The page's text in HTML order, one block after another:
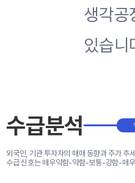
생각공
있습니
수급분석
외국인, 기관 투자자의 매매 동향과 주가 추
수급 신호는 매우약함-약함-보통-강함-매